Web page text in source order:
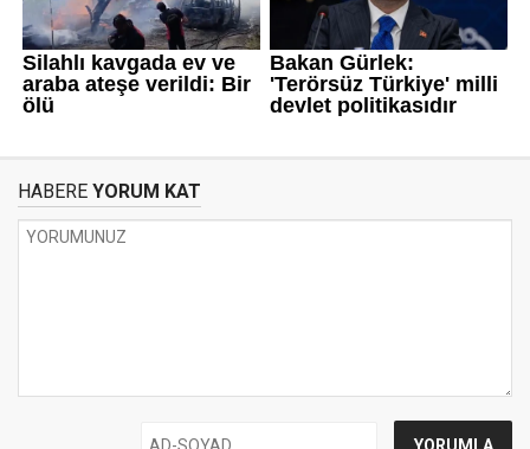
HABERE YORUM KAT